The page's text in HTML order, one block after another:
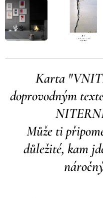
Karta
doprovodným
Může ti
důležité, kam